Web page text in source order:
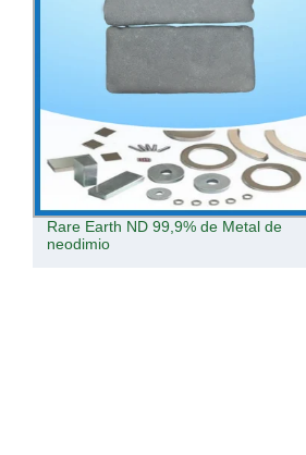
China Fabricación 99,9%Min con buen
precio a la venta de tierras raras de